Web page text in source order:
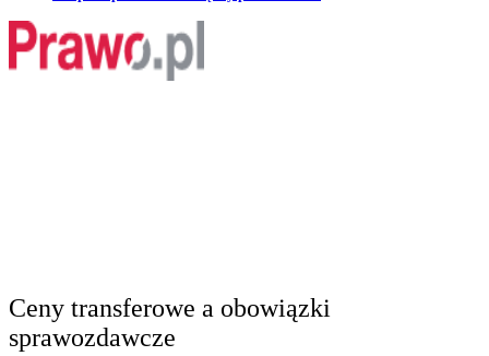
Ceny transferowe a obowiązki
sprawozdawcze